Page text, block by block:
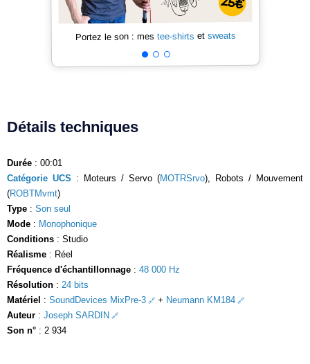
Portez le son : mes tee-shirts et sweats
Détails techniques
Durée : 00:01
Catégorie UCS : Moteurs / Servo (MOTRSrvo), Robots / Mouvement
(ROBTMvmt)
Type : Son seul
Mode : Monophonique
Conditions : Studio
Réalisme : Réel
Fréquence d'échantillonnage : 48 000 Hz
Résolution : 24 bits
Matériel : SoundDevices MixPre-3 + Neumann KM184
Auteur : Joseph SARDIN
Son n° : 2 934